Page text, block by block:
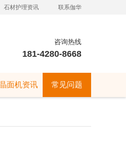
石材护理资讯 联系伽华
咨询热线
181-4280-8668
面机资讯 常见问题